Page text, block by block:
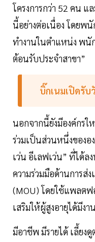
โครงการกว่า 52 คน แ
นี้อย่างต่อเนื่อง โดยพนั
ทำงานในตำแหน่ง พนั
ต้อนรับประจำสาขา”
บิ๊กเนมเปิดรับ
นอกจากนี้ยังมีองค์กรใ
ร่วมเป็นส่วนหนึ่งของอ
เว่น อีเลฟเว่น” ที่ได้ล
ความร่วมมือด้านการส่
(MOU) โดยใช้แพลตฟ
เสริมให้ผู้สูงอายุได้มีงา
มีอาชีพ มีรายได้ เลี้ยง